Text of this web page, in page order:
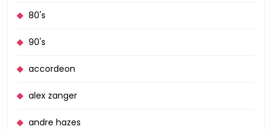
80's
90's
accordeon
alex zanger
andre hazes